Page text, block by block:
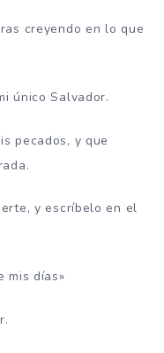
creyendo en lo que
único Salvador.
pecados, y que
y escríbelo en el
mis días»